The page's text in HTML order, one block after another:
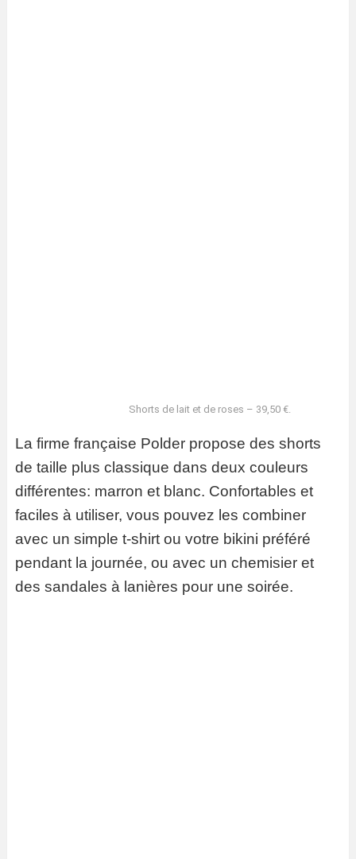
Shorts de lait et de roses – 39,50 €.
La firme française Polder propose des shorts
de taille plus classique dans deux couleurs
différentes: marron et blanc. Confortables et
faciles à utiliser, vous pouvez les combiner
avec un simple t-shirt ou votre bikini préféré
pendant la journée, ou avec un chemisier et
des sandales à lanières pour une soirée.